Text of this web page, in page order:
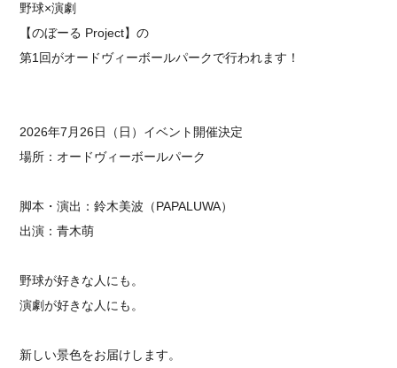
野球×演劇
【のぼーる Project】の
第1回がオードヴィーボールパークで行われます！
2026年7月26日（日）イベント開催決定
場所：オードヴィーボールパーク
脚本・演出：鈴木美波（PAPALUWA）
出演：青木萌
野球が好きな人にも。
演劇が好きな人にも。
新しい景色をお届けします。